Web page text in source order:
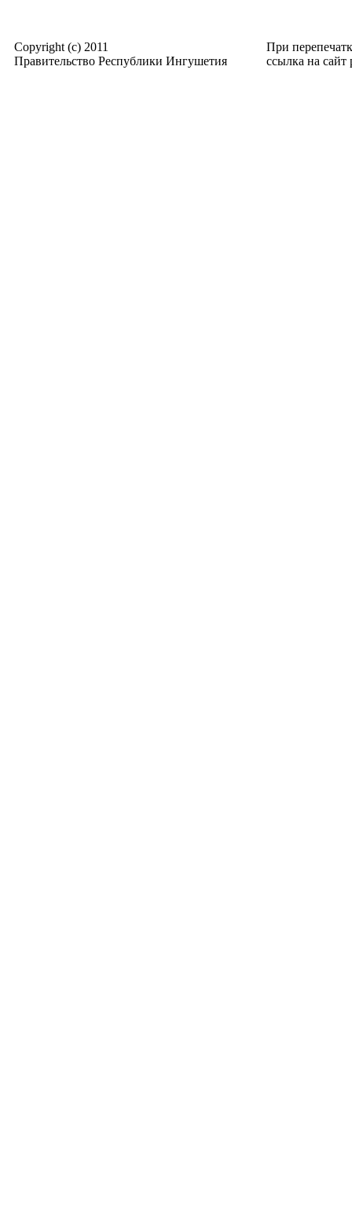
Copyright (c) 2011
Правительство Республики Ингушетия
При
ссылка на сайт